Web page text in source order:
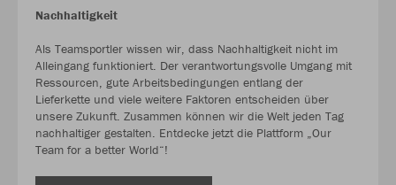
Nachhaltigkeit
Als Teamsportler wissen wir, dass Nachhaltigkeit nicht im
Alleingang funktioniert. Der verantwortungsvolle Umgang mit
Ressourcen, gute Arbeitsbedingungen entlang der
Lieferkette und viele weitere Faktoren entscheiden über
unsere Zukunft. Zusammen können wir die Welt jeden Tag
nachhaltiger gestalten. Entdecke jetzt die Plattform „Our
Team for a better World“!